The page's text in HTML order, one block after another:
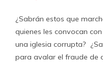
¿Sabrán estos que
quienes les convocan
una iglesia corrupta?
para avalar el fraude de